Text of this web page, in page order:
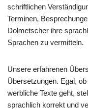
schriftlichen
Terminen,
Dolmetscher ihre
Sprachen zu vermitteln.
Unsere erfahrenen
Übersetzungen. Egal,
werbliche Texte geht,
sprachlich korrekt und